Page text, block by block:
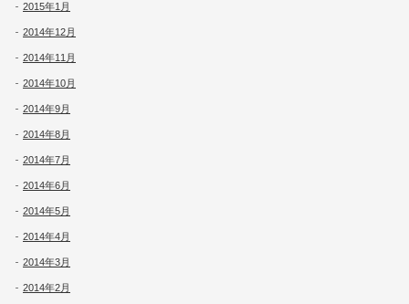
2015年1月
2014年12月
2014年11月
2014年10月
2014年9月
2014年8月
2014年7月
2014年6月
2014年5月
2014年4月
2014年3月
2014年2月